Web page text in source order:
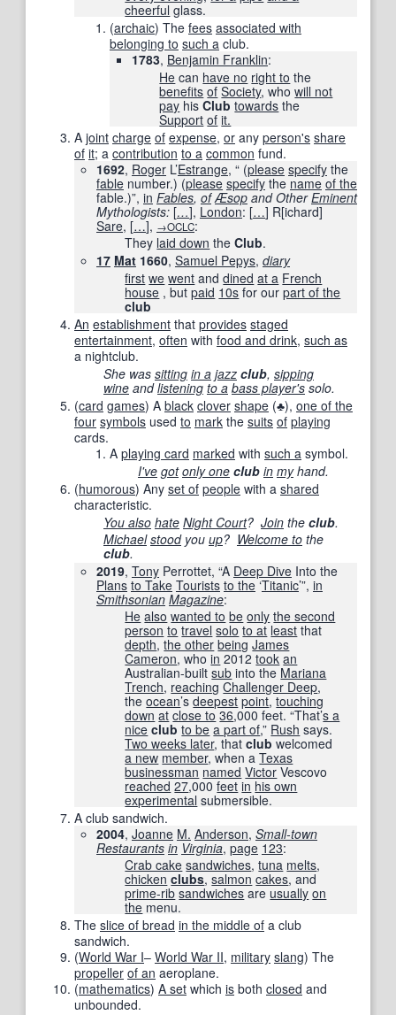
cheerful glass.
(archaic) The fees associated with
belonging to such a club.
1783, Benjamin Franklin:
He can have no right to the
benefits of Society, whowill not
pay hisClub towards the
Support of it.
A joint charge of expense, or any person's share
of it; a contribution to a common fund.
1692, Roger L’Estrange, “ (please specify the
fable number.) (please specify the name of the
fable.)”, in Fables, of Æsop and OtherEminent
Mythologists: […], London: […] R[ichard]
Sare, […], →OCLC:
They laid down theClub.
17 Mat 1660, Samuel Pepys, diary
first we went anddined at a French
house , butpaid 10s for ourpart of the
club
An establishment that provides staged
entertainment, often with food and drink, such as
a nightclub.
She was sitting in a jazz club, sipping
wine andlistening to a bass player's solo.
(card games) A black clover shape (♣), one of the
four symbols used to mark the suits of playing
cards.
A playing card marked with such a symbol.
I've got only one club in myhand.
(humorous) Any set of people with a shared
characteristic.
You also hate Night Court? Join the club.
Michael stoodyou up? Welcome to the
club.
2019, Tony Perrottet, “A Deep Dive Into the
Plans to Take Tourists to the ‘Titanic’”, in
Smithsonian Magazine:
He also wanted to be only the second
person to travel solo to at least that
depth,the other being James
Cameron, whoin 2012took an
Australian-builtsub into the Mariana
Trench, reaching Challenger Deep,
theocean’sdeepest point,touching
down at close to 36,000 feet. “That’s a
nice club to be a part of,” Rush says.
Two weeks later, thatclub welcomed
a new member, when aTexas
businessman named Victor Vescovo
reached 27,000feet in his own
experimental submersible.
A club sandwich.
2004, Joanne M. Anderson, Small-town
Restaurants in Virginia, page 123:
Crab cake sandwiches,tuna melts,
chicken clubs,salmon cakes, and
prime-rib sandwiches are usually on
the menu.
The slice of bread in the middle of a club
sandwich.
(World War I– World War II, military slang) The
propeller of an aeroplane.
(mathematics) A set which is both closed and
unbounded.